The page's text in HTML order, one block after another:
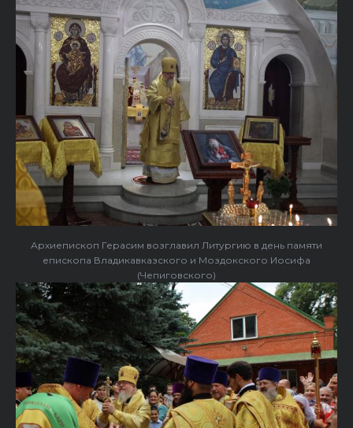
Архиепископ Герасим возглавил Литургию в день памяти
епископа Владикавказского и Моздокского Иосифа
(Чепиговского)